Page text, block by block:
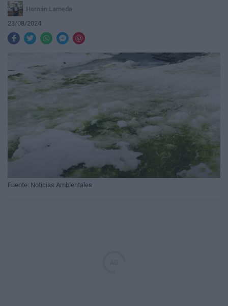
Hernán Lameda
23/08/2024
Fuente: Noticias Ambientales